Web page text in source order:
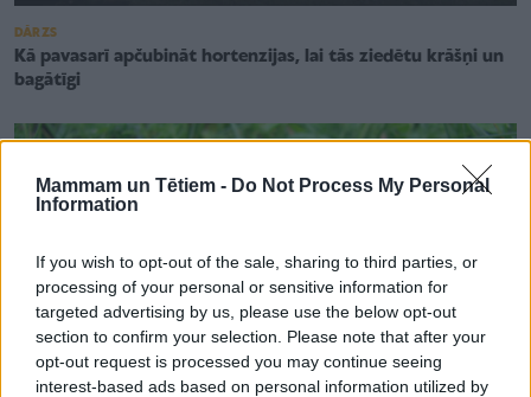
Mammam un Tētiem - Do Not Process My Personal
Information
If you wish to opt-out of the sale, sharing to third parties, or
processing of your personal or sensitive information for
targeted advertising by us, please use the below opt-out
section to confirm your selection. Please note that after your
opt-out request is processed you may continue seeing
interest-based ads based on personal information utilized by
DĀRZS
Kā pavasarī apčubināt hortenzijas, lai tās ziedētu krāšņi un
bagātīgi